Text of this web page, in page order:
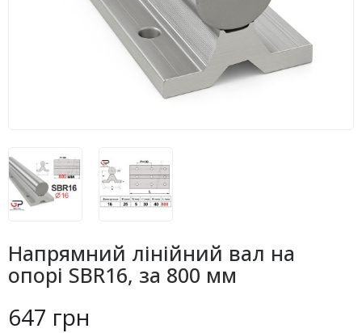
Напрямний лінійний вал на
опорі SBR16, за 800 мм
647 грн